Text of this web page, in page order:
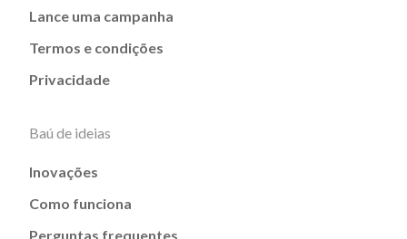
Lance uma campanha
Termos e condições
Privacidade
Baú de ideias
Inovações
Como funciona
Perguntas frequentes